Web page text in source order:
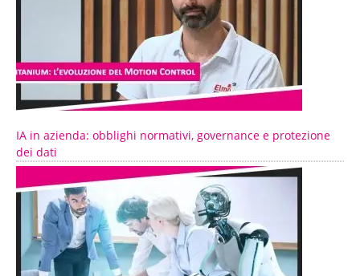
IA in azienda: obblighi normativi, governance e protezione
dei dati